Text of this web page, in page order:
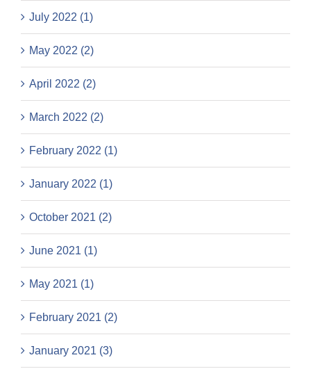
July 2022 (1)
May 2022 (2)
April 2022 (2)
March 2022 (2)
February 2022 (1)
January 2022 (1)
October 2021 (2)
June 2021 (1)
May 2021 (1)
February 2021 (2)
January 2021 (3)